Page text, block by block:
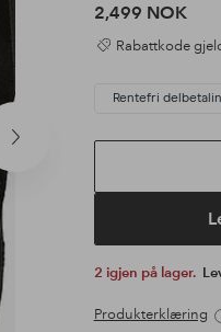
Neste
2,499 NOK
Rabattkode
Rentefri
2 igjen på lager.
Produkterklæring